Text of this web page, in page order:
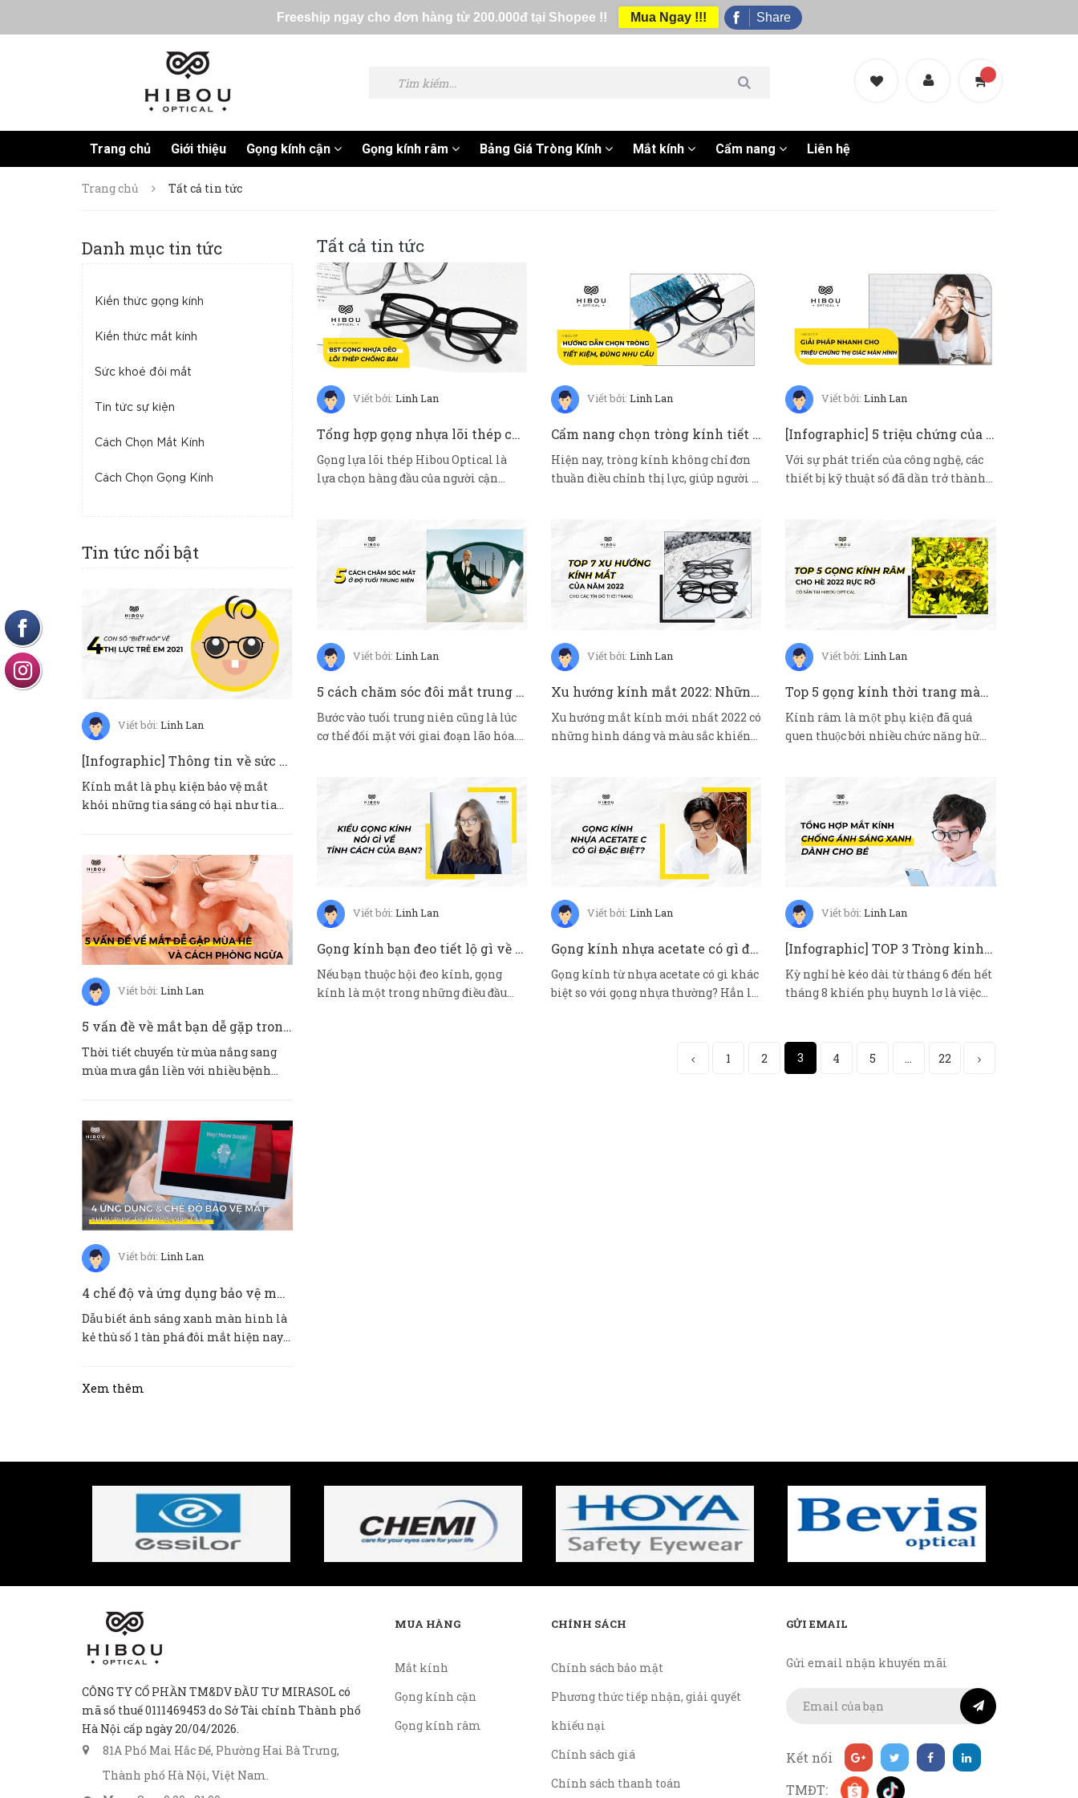
Trang chủ Giới thiệu Gọng kính cận Gọng kính râm Bảng Giá Tròng Kính Mắt kính Cẩm nang Liên hệ
Trang chủ Tất cả tin tức
Tất cả tin tức
Viết bởi: Linh Lan
Tổng hợp gọng nhựa lõi thép cho mắt cận độ cao tại Hibou Optical
Gọng lựa lõi thép Hibou Optical là
lựa chọn hàng đầu của người cận
Viết bởi: Linh Lan
Cẩm nang chọn tròng kính tiết kiệm, đúng nhu cầu cho người đeo kính
Hiện nay, tròng kính không chỉ đơn
thuần điều chỉnh thị lực, giúp người bị
Viết bởi:Linh Lan
[Infographic] 5 triệu chứng của hội chứng thị giác màn hình và các khắc phục để bạn hết mình online
Với sự phát triển của công nghệ, các
thiết bị kỹ thuật số đã dần trở thành
Viết bởi: Linh Lan
5 cách chăm sóc đôi mắt trung niên luôn sáng khoẻ
Bước vào tuổi trung niên cũng là lúc
cơ thể đối mặt với giai đoạn lão hóa.
Viết bởi: Linh Lan
Xu hướng kính mắt 2022: Những gọng kính bạn nên đầu tư trong mùa này?
Xu hướng mắt kính mới nhất 2022 có
những hình dáng và màu sắc khiến
Viết bởi:Linh Lan
Top 5 gọng kính thời trang màu độc lạ tại Hibou Optical cho mùa hè 2022 rực rỡ
Kính râm là một phụ kiện đã quá
quen thuộc bởi nhiều chức năng hữ...
Viết bởi: Linh Lan
Gọng kính bạn đeo tiết lộ gì về tính cách của bạn?
Nếu bạn thuộc hội đeo kính, gọng
kính là một trong những điều đầu
Viết bởi: Linh Lan
Gọng kính nhựa acetate có gì đặc biệt? Top gọng nhựa acetate cao cấp tại Hibou Optical
Gọng kính từ nhựa acetate có gì khác
biệt so với gọng nhựa thường? Hẳn là
Viết bởi:Linh Lan
[Infographic] TOP 3 Tròng kinh chống ánh sáng xanh cho trẻ em vào trong kỳ nghỉ hè
Kỳ nghỉ hè kéo dài từ tháng 6 đến hết
tháng 8 khiến phụ huynh lơ là việc
1 2 3 4 5 ... 22
Danh mục tin tức
Kiến thức gọng kính
Kiến thức mắt kính
Sức khoẻ đôi mắt
Tin tức sự kiện
Cách Chọn Mắt Kính
Cách Chọn Gọng Kính
Tin tức nổi bật
Viết bởi: Linh Lan
[Infographic] Thông tin về sức khoẻ mắt trẻ em
Kính mắt là phụ kiện bảo vệ mắt
khỏi những tia sáng có hại như tia
Viết bởi: Linh Lan
5 vấn đề về mắt bạn dễ gặp trong mùa hè 2021
Thời tiết chuyển từ mùa nắng sang
mùa mưa gắn liền với nhiều bệnh
Viết bởi: Linh Lan
4 chế độ và ứng dụng bảo vệ mắt khi sử dụng điện thoại IOS và ANDROID
Dẫu biết ánh sáng xanh màn hình là
kẻ thù số 1 tàn phá đôi mắt hiện nay
Xem thêm
CÔNG TY CỔ PHẦN TM&DV ĐẦU TƯ MIRASOL có
mã số thuế 0111469453 do Sở Tài chính Thành phố
Hà Nội cấp ngày 20/04/2026.
81A Phố Mai Hắc Đế, Phường Hai Bà Trưng,
Thành phố Hà Nội, Việt Nam.
MUA HÀNG
Mắt kính
Gọng kính cận
Gọng kính râm
CHÍNH SÁCH
Chính sách bảo mật
Phương thức tiếp nhận, giải quyết
khiếu nại
Chính sách giá
Chính sách thanh toán
GỬI EMAIL
Gửi email nhận khuyến mãi
Kết nối
TMĐT:
Freeship ngay cho đơn hàng từ 200.000đ tại Shopee !! Mua Ngay !!! Share